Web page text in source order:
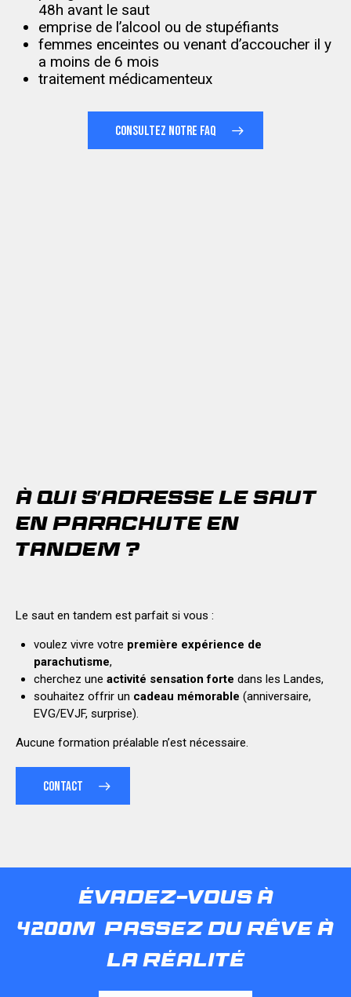
48h avant le saut
emprise de l’alcool ou de stupéfiants
femmes enceintes ou venant d’accoucher il y
a moins de 6 mois
traitement médicamenteux
CONSULTEZ NOTRE FAQ
À QUI S’ADRESSE LE SAUT
EN PARACHUTE EN
TANDEM ?
Le saut en tandem est parfait si vous :
voulez vivre votre première expérience de
parachutisme,
cherchez une activité sensation forte dans les Landes,
souhaitez offrir un cadeau mémorable (anniversaire,
EVG/EVJF, surprise).
Aucune formation préalable n’est nécessaire.
CONTACT
évadez-vous à
4200m passez du rêve à
la réalité